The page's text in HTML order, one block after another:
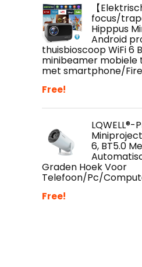
【
focus/
Hipppus
Android
thuisbioscoop WiFi 6
minibeamer
met smartphone/Fire
Free!
6, BT5.0
Graden Hoek Voor
Telefoon/Pc/
Free!